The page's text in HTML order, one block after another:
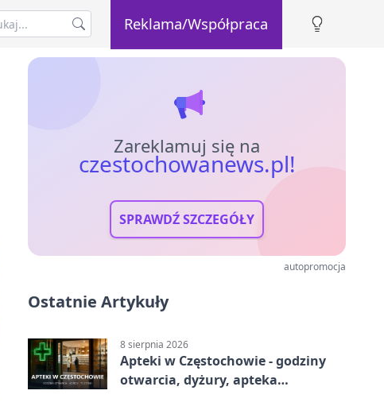
Reklama/Współpraca
Zareklamuj się na
czestochowanews.pl!
SPRAWDŹ SZCZEGÓŁY
autopromocja
Ostatnie Artykuły
8 sierpnia 2026
Apteki w Częstochowie - godziny
otwarcia, dyżury, apteka